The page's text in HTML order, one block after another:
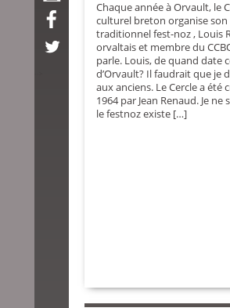
Chaque année à Orvault, le
culturel breton organise son
traditionnel fest-noz , Louis
orvaltais et membre du
parle. Louis, de quand date
d’Orvault? Il faudrait que je
aux anciens. Le Cercle a été
1964 par Jean Renaud. Je ne
le festnoz existe […]